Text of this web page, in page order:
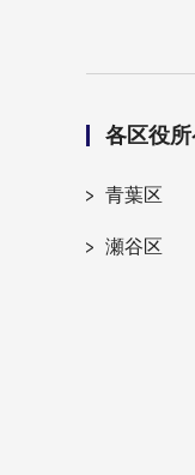
各区役
青葉区
瀬谷区